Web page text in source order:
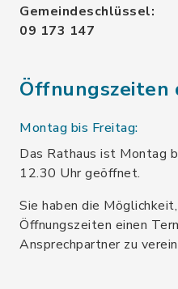
Gemeindeschlüssel:
09 173 147
Öffnungszeiten
Montag bis Freitag:
Das Rathaus ist Montag
12.30 Uhr geöffnet.
Sie haben die
Öffnungszeiten einen
Ansprechpartner zu